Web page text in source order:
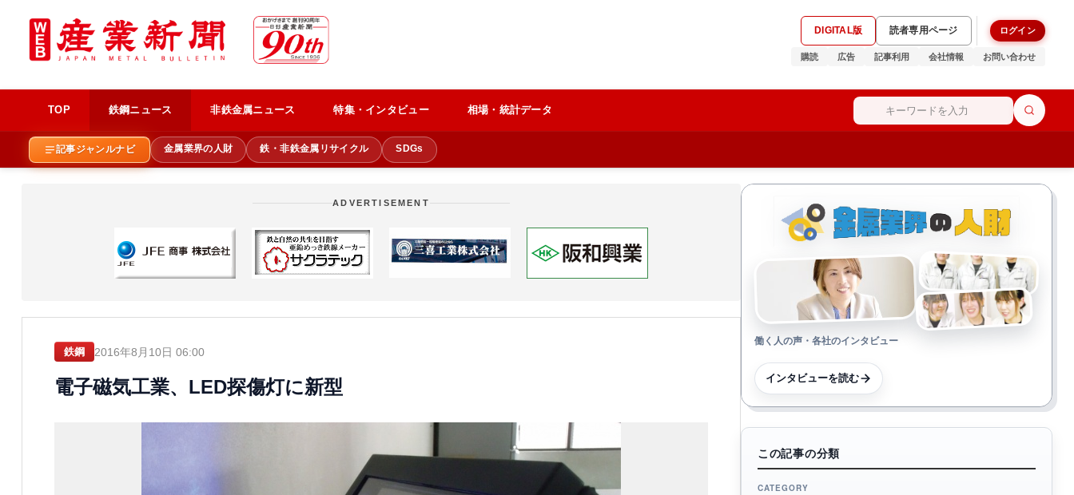
DIGITAL版 読者専用ページ ログイン
購読 広告 記事利用 会社情報 お問い合わせ
TOP 鉄鋼ニュース 非鉄金属ニュース 特集・インタビュー 相場・統計データ
記事ジャンルナビ 金属業界の人財 鉄・非鉄金属リサイクル SDGs
ADVERTISEMENT
鉄鋼 2016年8月10日 06:00
電子磁気工業、LED探傷灯に新型
働く人の声・各社のインタビュー
インタビューを読む
この記事の分類
CATEGORY